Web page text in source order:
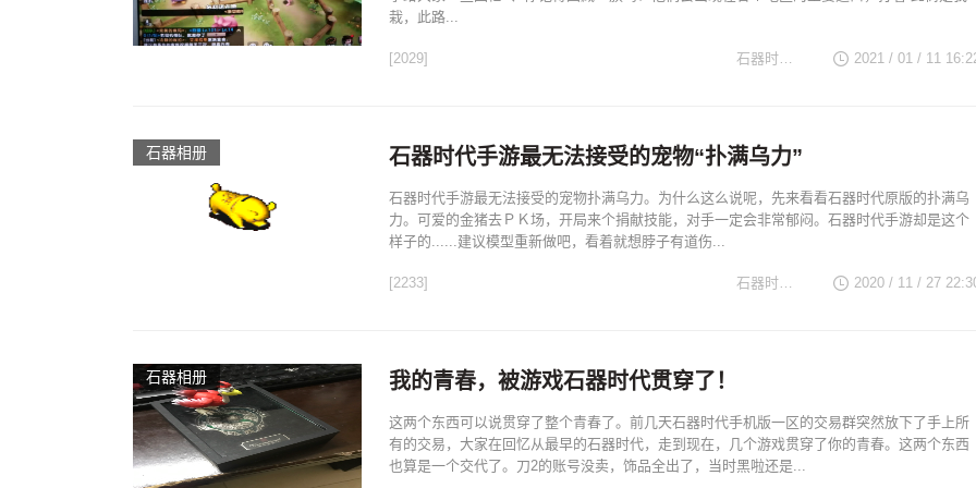
栽，此路...
[2029] 2021 / 01 / 11
石器时代TV
石器相册 石器时代手游最无法接受的宠物“扑满乌力”
石器时代手游最无法接受的宠物扑满乌力。为什么这么说呢，先来看看石器时代原版的扑满乌
力。可爱的金猪去ＰＫ场，开局来个捐献技能，对手一定会非常郁闷。石器时代手游却是这个
样子的......建议模型重新做吧，看着就想脖子有道伤...
[2233] 2020 / 11 / 27
石器时代TV
石器相册 我的青春，被游戏石器时代贯穿了！
这两个东西可以说贯穿了整个青春了。前几天石器时代手机版一区的交易群突然放下了手上所
有的交易，大家在回忆从最早的石器时代，走到现在，几个游戏贯穿了你的青春。这两个东西
也算是一个交代了。刀2的账号没卖，饰品全出了，当时黑啦还是...